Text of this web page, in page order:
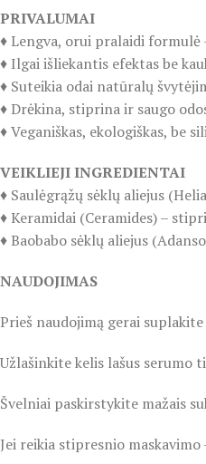
PRIVALUMAI
♦️ Lengva, orui pralaidi
♦️ Ilgai išliekantis efektas be
♦️ Suteikia odai natūralų
♦️ Drėkina, stiprina ir saugo
♦️ Veganiškas, ekologiškas, be
VEIKLIEJI INGREDIENTAI
♦️ Saulėgrąžų sėklų aliejus
♦️ Keramidai (Ceramides) –
♦️ Baobabo sėklų aliejus
NAUDOJIMAS
Prieš naudojimą gerai
Užlašinkite kelis lašus serumo
Švelniai paskirstykite mažais
Jei reikia stipresnio